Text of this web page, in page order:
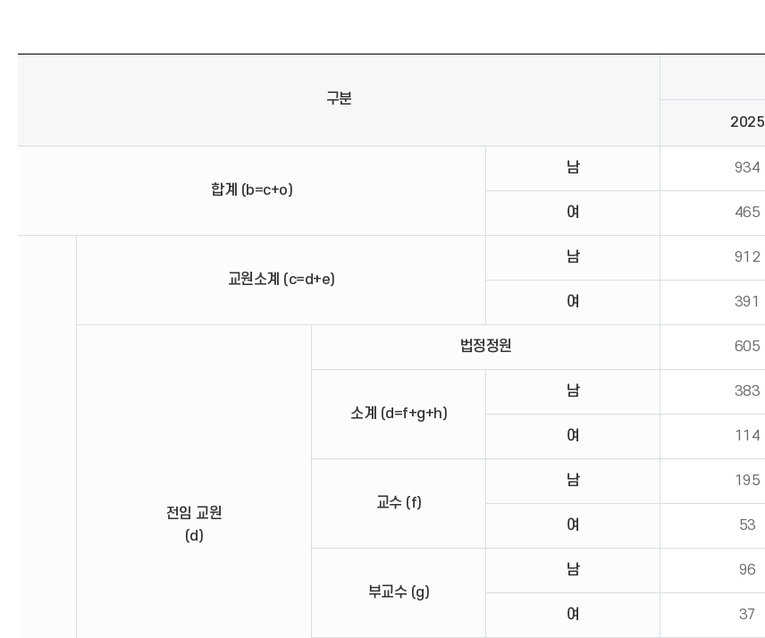
구분
2025
합계 (b=c+o)
남 934
여 465
교원소계 (c=d+e)
남 912
여 391
전임 교원
(d)
법정정원 605
소계 (d=f+g+h)
남 383
여 114
교수 (f)
남 195
여 53
부교수 (g)
남 96
여 37